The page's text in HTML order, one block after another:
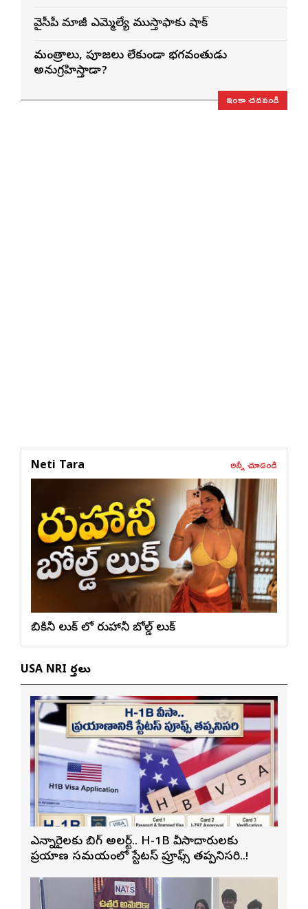
వైసీపీ మాజీ ఎమ్మెల్యే ముస్తాఫాకు షాక్
మంత్రాలు, పూజలు లేకుండా భగవంతుడు
అనుగ్రహిస్తాడా?
ఇంకా చదవండి
Neti Tara అన్నీ చూడండి
బికినీ లుక్ లో రుహానీ బోల్డ్ లుక్
USA NRI వార్తలు
ఎన్నారైలకు బిగ్ అలర్ట్.. H-1B వీసాదారులకు
ప్రయాణ సమయంలో స్టేటస్ ప్రూఫ్స్ తప్పనిసరి..!